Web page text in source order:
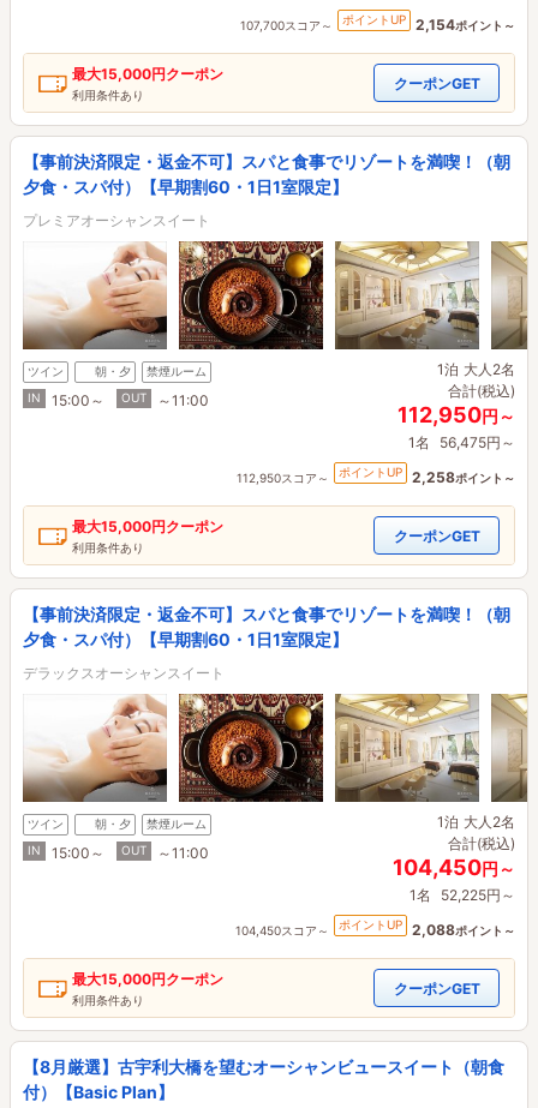
107,700スコア～ ポイントUP 2,154ポイント～
最大15,000円クーポン
利用条件あり
クーポンGET
【事前決済限定・返金不可】スパと食事でリゾートを満喫！（朝
夕食・スパ付）【早期割60・1日1室限定】
プレミアオーシャンスイート
ツイン 朝・夕
禁煙ルーム
IN
15:00～ OUT ～11:00
1泊 大人2名
合計(税込)
112,950円～
1名 56,475円～
112,950スコア～ ポイントUP 2,258ポイント～
最大15,000円クーポン
利用条件あり
クーポンGET
【事前決済限定・返金不可】スパと食事でリゾートを満喫！（朝
夕食・スパ付）【早期割60・1日1室限定】
デラックスオーシャンスイート
ツイン 朝・夕
禁煙ルーム
IN
15:00～ OUT ～11:00
1泊 大人2名
合計(税込)
104,450円～
1名 52,225円～
104,450スコア～ ポイントUP 2,088ポイント～
最大15,000円クーポン
利用条件あり
クーポンGET
【8月厳選】古宇利大橋を望むオーシャンビュースイート（朝食
付）【Basic Plan】